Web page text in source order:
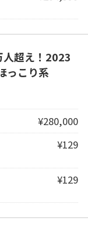
人超え！2023
っこり系
¥280,000
¥129
¥129